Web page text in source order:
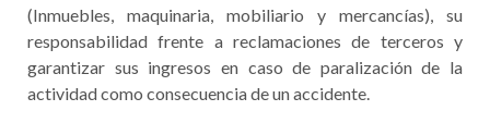
(Inmuebles, maquinaria, mobiliario y mercancías), su
responsabilidad frente a reclamaciones de terceros y
garantizar sus ingresos en caso de paralización de la
actividad como consecuencia de un accidente.